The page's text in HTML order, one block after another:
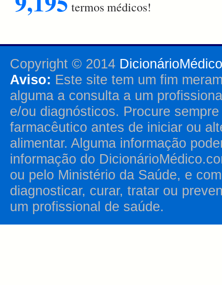
termos médicos!
Copyright © 2014
Aviso: Este site tem um fim
alguma a consulta a um
e/ou diagnósticos. Procure
farmacêutico antes de iniciar ou
alimentar. Alguma informação
informação do
ou pelo Ministério da Saúde, e
diagnosticar, curar, tratar ou
um profissional de saúde.